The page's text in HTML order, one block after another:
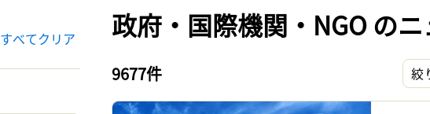
すべてクリア 政府・国際機関・NGO の
9677件 絞